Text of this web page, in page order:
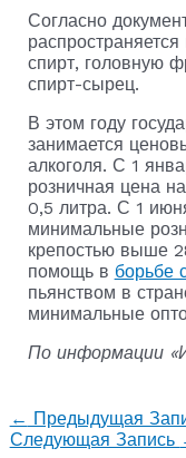
Согласно
спирт, головную
спирт-сырец.
В этом году
занимается
алкоголя. С 1
розничная цена
0,5 литра. С 1
минимальные
крепостью выше
помощь в борьбе
пьянством в
минимальные
По информации
← Предыдущая
Следующая Запись